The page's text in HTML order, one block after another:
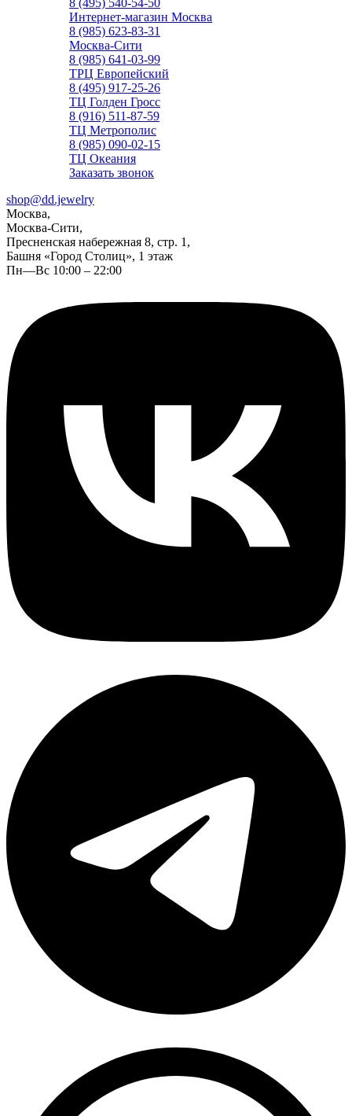
8 (495) 540-54-50
Интернет-магазин Москва
8 (985) 623-83-31
Москва-Сити
8 (985) 641-03-99
ТРЦ Европейский
8 (495) 917-25-26
ТЦ Голден Гросс
8 (916) 511-87-59
ТЦ Метрополис
8 (985) 090-02-15
ТЦ Океания
Заказать звонок
shop@dd.jewelry
Москва,
Москва-Сити,
Пресненская набережная 8, стр. 1,
Башня «Город Столиц», 1 этаж
Пн—Вс 10:00 – 22:00